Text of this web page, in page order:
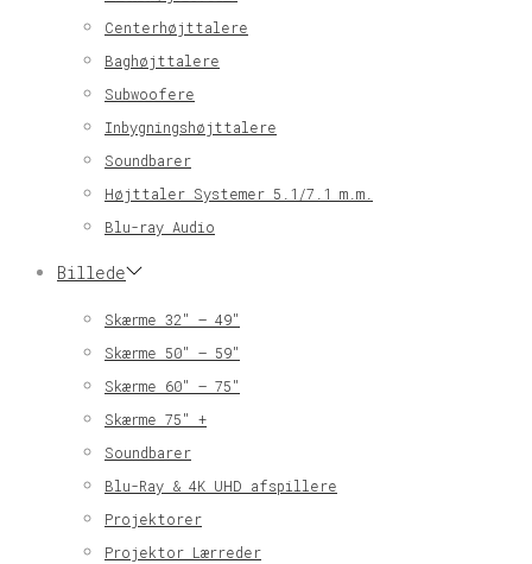
Centerhøjttalere
Baghøjttalere
Subwoofere
Inbygningshøjttalere
Soundbarer
Højttaler Systemer 5.1/7.1 m.m.
Blu-ray Audio
Billede
Skærme 32″ – 49″
Skærme 50″ – 59″
Skærme 60″ – 75″
Skærme 75″ +
Soundbarer
Blu-Ray & 4K UHD afspillere
Projektorer
Projektor Lærreder